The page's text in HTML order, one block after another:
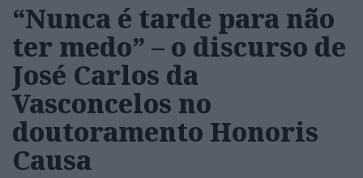
“Nunca é tarde para não
ter medo” – o discurso de
José Carlos da
Vasconcelos no
doutoramento Honoris
Causa